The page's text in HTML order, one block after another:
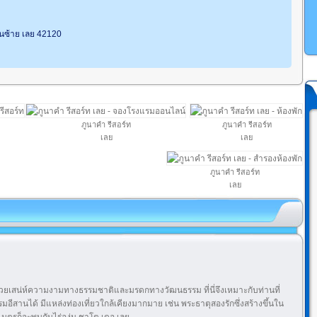
าย เลย 42120
ภูนาคำ รีสอร์ท
เลย
ภูนาคำ รีสอร์ท
เลย
ภูนาคำ รีสอร์ท
เลย
ยเสน่ห์ความงามทางธรรมชาติและมรดกทางวัฒนธรรม ที่นี่จึงเหมาะกับท่านที่
อีสานได้ มีแหล่งท่องเที่ยวใกล้เคียงมากมาย เช่น พระธาตุสองรักซึ่งสร้างขึ้นใน